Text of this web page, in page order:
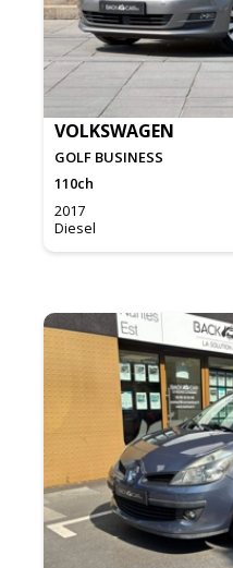
VOLKSWAGEN
GOLF BUSINESS
110ch
2017
Diesel